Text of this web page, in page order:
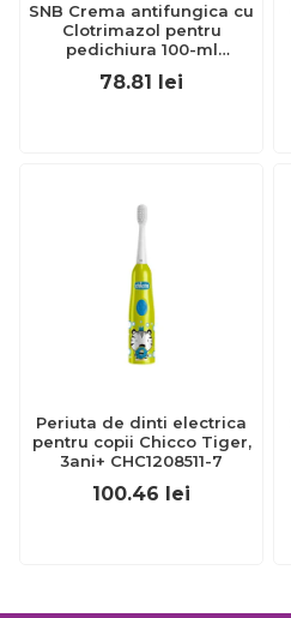
SNB Crema antifungica cu
Clotrimazol pentru
pedichiura 100-ml
EXL359_918
78.81 lei
Periuta de dinti electrica
pentru copii Chicco Tiger,
3ani+ CHC1208511-7
100.46 lei